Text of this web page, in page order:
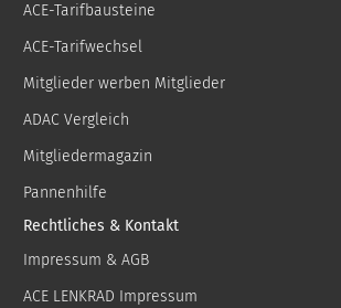
ACE-Tarifbausteine
ACE-Tarifwechsel
Mitglieder werben Mitglieder
ADAC Vergleich
Mitgliedermagazin
Pannenhilfe
Rechtliches & Kontakt
Impressum & AGB
ACE LENKRAD Impressum